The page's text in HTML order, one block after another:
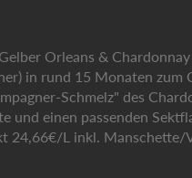
Orleans &
in rund 15 Monaten
Schmelz" des
einen passenden
L inkl. Manschette/